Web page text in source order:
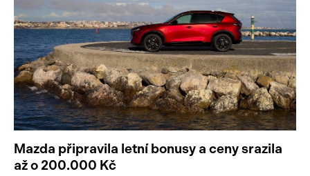
Mazda připravila letní bonusy a ceny srazila
až o 200.000 Kč